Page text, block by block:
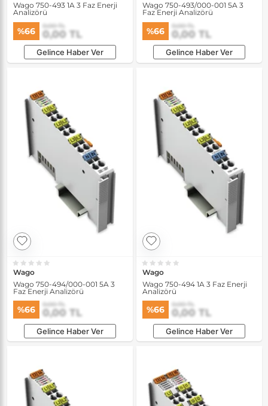
Wago 750-493 1A 3 Faz Enerji
Analizörü
%66 0,00 TL
0,00 TL
Gelince Haber Ver
Wago 750-493/000-001 5A 3
Faz Enerji Analizörü
%66 0,00 TL
0,00 TL
Gelince Haber Ver
Wago
Wago 750-494/000-001 5A 3
Faz Enerji Analizörü
%66 0,00 TL
0,00 TL
Gelince Haber Ver
Wago
Wago 750-494 1A 3 Faz Enerji
Analizörü
%66 0,00 TL
0,00 TL
Gelince Haber Ver